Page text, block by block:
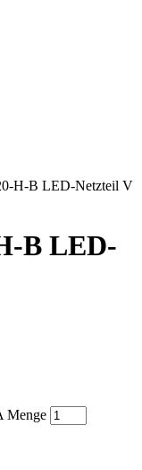
H-B LED-Netzteil V
B LED-
Menge